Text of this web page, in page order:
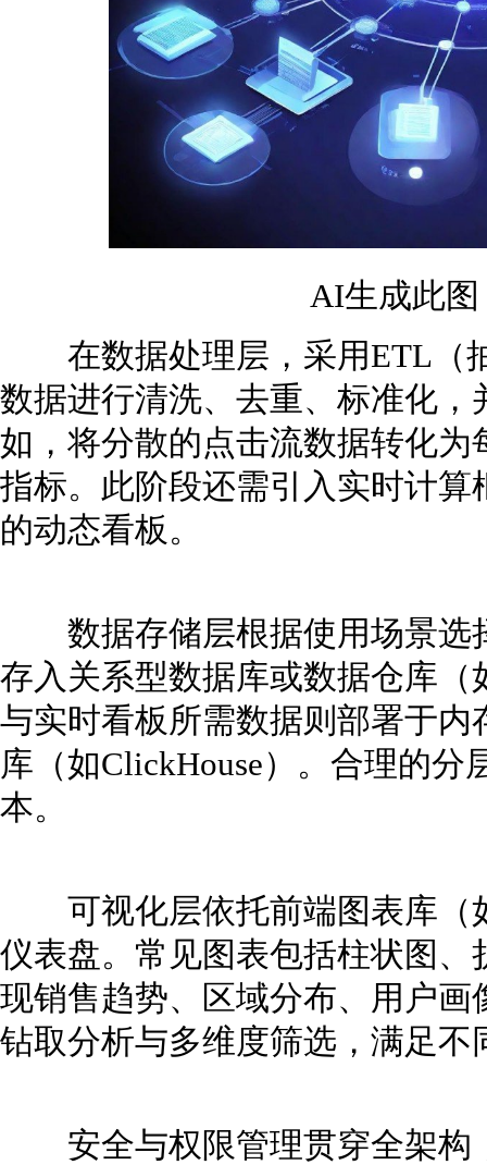
AI生成此
在数据处理层，采用ETL（
数据进行清洗、去重、标准化
如，将分散的点击流数据转化
指标。此阶段还需引入实时计
的动态看板。
数据存储层根据使用场景选
存入关系型数据库或数据仓库
与实时看板所需数据则部署于内
库（如ClickHouse）。合理的
本。
可视化层依托前端图表库（
仪表盘。常见图表包括柱状图
现销售趋势、区域分布、用户
钻取分析与多维度筛选，满足不
安全与权限管理贯穿全架构